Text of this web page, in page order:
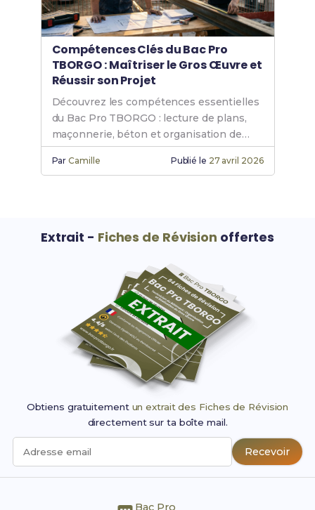
Compétences Clés du Bac Pro
TBORGO : Maîtriser le Gros Œuvre et
Réussir son Projet
Découvrez les compétences essentielles
du Bac Pro TBORGO : lecture de plans,
maçonnerie, béton et organisation de
chantier pour exceller.
ParCamille Publié le 27 avril 2026
Extrait - Fiches de Révision offertes
Obtiens gratuitement un extrait des Fiches de Révision
directement sur ta boîte mail.
Adresse email Recevoir